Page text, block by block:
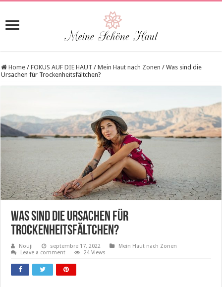
Home / FOKUS AUF DIE HAUT / Mein Haut nach Zonen / Was sind die
Ursachen für Trockenheitsfältchen?
Was sind die Ursachen für
Trockenheitsfältchen?
Nouji septembre 17, 2022
Mein Haut nach Zonen
Leave a comment
24 Views